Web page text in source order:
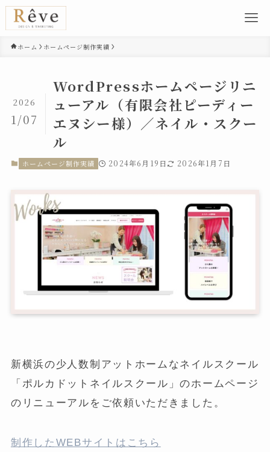
ホーム ホームページ制作実績
WordPressホームページリニ
ューアル（有限会社ピーディー
エヌシー様）／ネイル・スクー
ル
2026
1/07
ホームページ制作実績 2024年6月19日 2026年1月7日
新横浜の少人数制アットホームなネイルスクール
「ポルカドットネイルスクール」のホームページ
のリニューアルをご依頼いただきました。
制作したWEBサイトはこちら